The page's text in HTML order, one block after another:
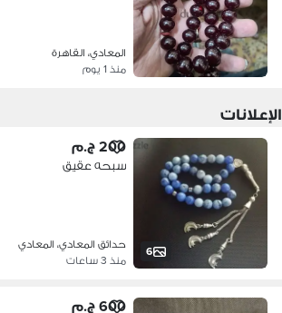
المعادي، القاهرة
منذ 1 يوم
الإعلانات
6
200 ج.م
سبحه عقيق
حدائق المعادي، المعادي
منذ 3 ساعات
600 ج.م